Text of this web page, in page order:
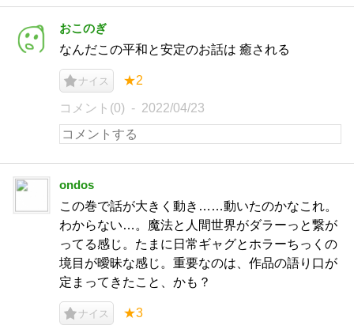
おこのぎ
なんだこの平和と安定のお話は 癒される
ナイス ★2
コメント(0) 2022/04/23
ondos
この巻で話が大きく動き……動いたのかなこれ。
わからない…。魔法と人間世界がダラーっと繋が
ってる感じ。たまに日常ギャグとホラーちっくの
境目が曖昧な感じ。重要なのは、作品の語り口が
定まってきたこと、かも？
ナイス ★3